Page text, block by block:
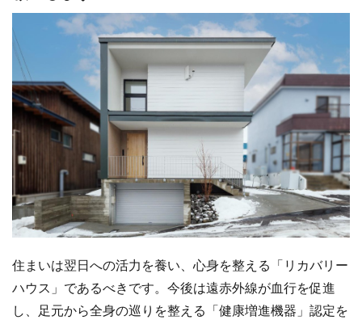
住まいは翌日への活力を養い、心身を整える「リカバリー
ハウス」であるべきです。今後は遠赤外線が血行を促進
し、足元から全身の巡りを整える「健康増進機器」認定を